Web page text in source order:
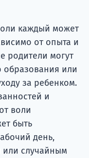
каждый может
от опыта и
родители могут
образования или
за ребенком.
и
воли
быть
день,
или случайным